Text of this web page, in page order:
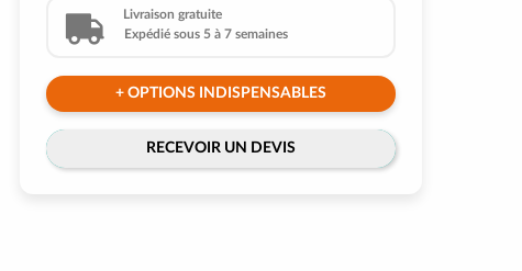
Livraison gratuite
Expédié sous 5 à 7 semaines
+ OPTIONS INDISPENSABLES
RECEVOIR UN DEVIS